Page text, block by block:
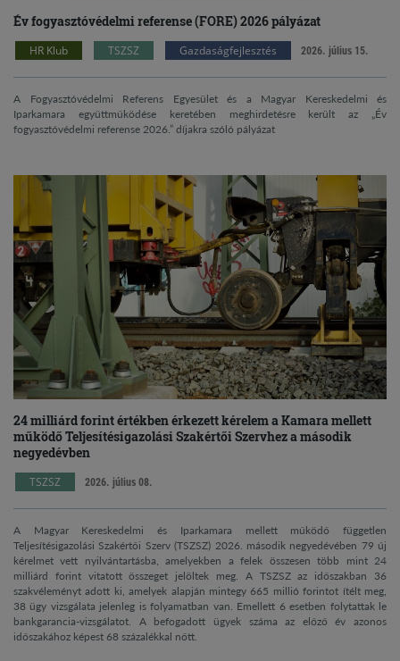
Év fogyasztóvédelmi referense (FORE) 2026 pályázat
HR Klub TSZSZ Gazdaságfejlesztés 2026. július 15.
A Fogyasztóvédelmi Referens Egyesület és a Magyar Kereskedelmi és
Iparkamara együttműködése keretében meghirdetésre került az „Év
fogyasztóvédelmi referense 2026.” díjakra szóló pályázat
24 milliárd forint értékben érkezett kérelem a Kamara mellett
működő Teljesítésigazolási Szakértői Szervhez a második
negyedévben
TSZSZ 2026. július 08.
A Magyar Kereskedelmi és Iparkamara mellett működő független
Teljesítésigazolási Szakértői Szerv (TSZSZ) 2026. második negyedévében 79 új
kérelmet vett nyilvántartásba, amelyekben a felek összesen több mint 24
milliárd forint vitatott összeget jelöltek meg. A TSZSZ az időszakban 36
szakvéleményt adott ki, amelyek alapján mintegy 665 millió forintot ítélt meg,
38 ügy vizsgálata jelenleg is folyamatban van. Emellett 6 esetben folytattak le
bankgarancia-vizsgálatot. A befogadott ügyek száma az előző év azonos
időszakához képest 68 százalékkal nőtt.